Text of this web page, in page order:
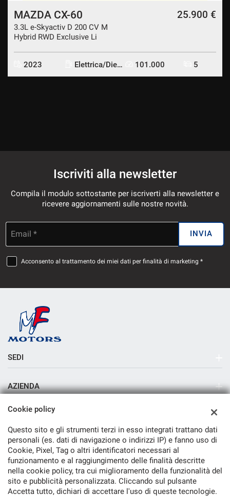
MAZDA CX-60
3.3L e-Skyactiv D 200 CV M
Hybrid RWD Exclusive Li
25.900 €
2023 Elettrica/Diesel 101.000 5
Iscriviti alla newsletter
Compila il modulo sottostante per iscriverti alla newsletter e
ricevere aggiornamenti sulle nostre novità.
Email * INVIA
Acconsento al trattamento dei miei dati per finalità di marketing *
SEDI
AZIENDA
Azienda
Contatti
TORNA IN CIMA
Cookie policy
Questo sito e gli strumenti terzi in esso integrati trattano dati
personali (es. dati di navigazione o indirizzi IP) e fanno uso di
Cookie, Pixel, Tag o altri identificatori necessari al
funzionamento e al raggiungimento delle finalità descritte
nella cookie policy, tra cui miglioramento della funzionalità del
sito e pubblicità personalizzata. Cliccando sul pulsante
Accetta tutto, dichiari di accettare l'uso di queste tecnologie.